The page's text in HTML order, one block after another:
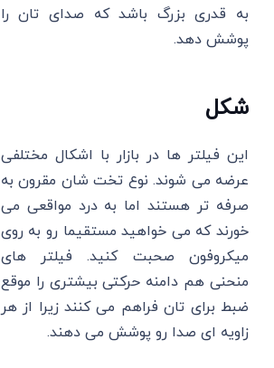
به قدری بزرگ باشد که صدای تان را
پوشش دهد.
شکل
این فیلتر ها در بازار با اشکال مختلفی
عرضه می شوند. نوع تخت شان مقرون به
صرفه تر هستند اما به درد مواقعی می
خورند که می خواهید مستقیما رو به روی
میکروفون صحبت کنید. فیلتر های
منحنی هم دامنه حرکتی بیشتری را موقع
ضبط برای تان فراهم می کنند زیرا از هر
زاویه ای صدا رو پوشش می دهند.